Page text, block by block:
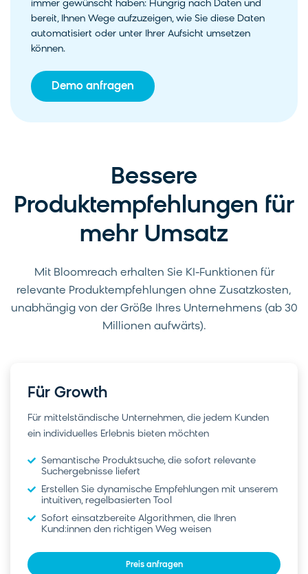
immer gewünscht haben: Hungrig nach Daten und
bereit, Ihnen Wege aufzuzeigen, wie Sie diese Daten
automatisiert oder unter Ihrer Aufsicht umsetzen
können.
Demo anfragen
Bessere
Produktempfehlungen für
mehr Umsatz
Mit Bloomreach erhalten Sie KI-Funktionen für
relevante Produktempfehlungen ohne Zusatzkosten,
unabhängig von der Größe Ihres Unternehmens (ab 30
Millionen aufwärts).
Für Growth
Für mittelständische Unternehmen, die jedem Kunden
ein individuelles Erlebnis bieten möchten
Semantische Produktsuche, die sofort relevante
Suchergebnisse liefert
Erstellen Sie dynamische Empfehlungen mit unserem
intuitiven, regelbasierten Tool
Sofort einsatzbereite Algorithmen, die Ihren
Kund:innen den richtigen Weg weisen
Preis anfragen